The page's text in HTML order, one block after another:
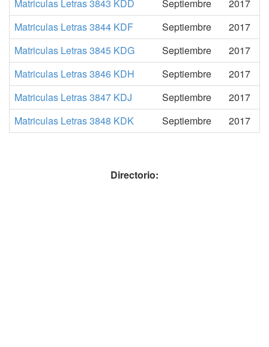
Matriculas Letras 3843 KDD
Septiembre
2017
Matriculas Letras 3844 KDF
Septiembre
2017
Matriculas Letras 3845 KDG
Septiembre
2017
Matriculas Letras 3846 KDH
Septiembre
2017
Matriculas Letras 3847 KDJ
Septiembre
2017
Matriculas Letras 3848 KDK
Septiembre 2017
Directorio: